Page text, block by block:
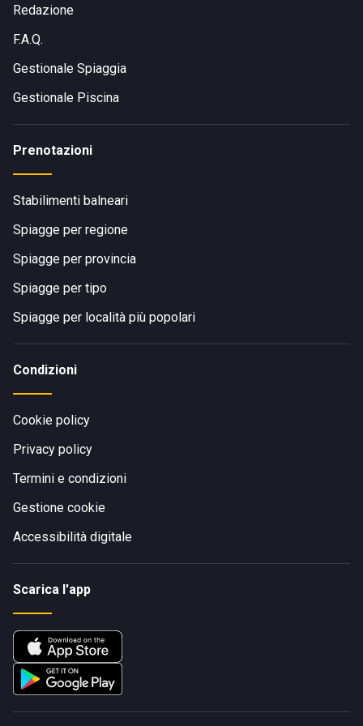
DUNA ROSSA
Lo stabilimento balneare Duna Rossa si trova inViale
Cherso 74/A, in località Duna Verde, centro balneare del
Redazione
F.A.Q.
Gestionale Spiaggia
Gestionale Piscina
Prenotazioni
Stabilimenti balneari
Spiagge per regione
Spiagge per provincia
Spiagge per tipo
Spiagge per località più popolari
Condizioni
Cookie policy
Privacy policy
Termini e condizioni
Gestione cookie
Accessibilità digitale
Scarica l'app